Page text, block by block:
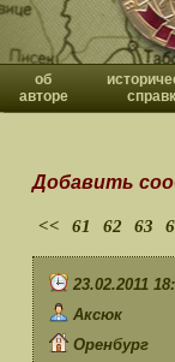
об
авторе
Добавить
<< 61 62 63
23.02.2011
Аксюк
Оренбург